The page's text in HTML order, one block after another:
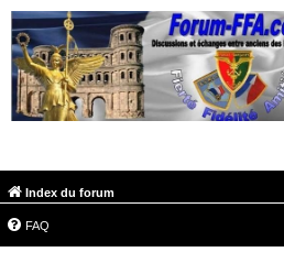
Index du forum
FAQ